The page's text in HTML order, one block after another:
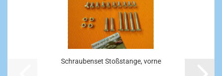
Schraubenset Stoßstange, vorne